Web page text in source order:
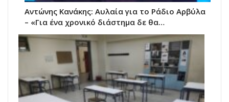
Αντώνης Κανάκης: Αυλαία για το Ράδιο Αρβύλα
– «Για ένα χρονικό διάστημα δε θα…